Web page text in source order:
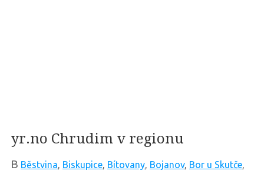
yr.no Chrudim v regionu
B Běstvina, Biskupice, Bítovany, Bojanov, Bor u Skutče,